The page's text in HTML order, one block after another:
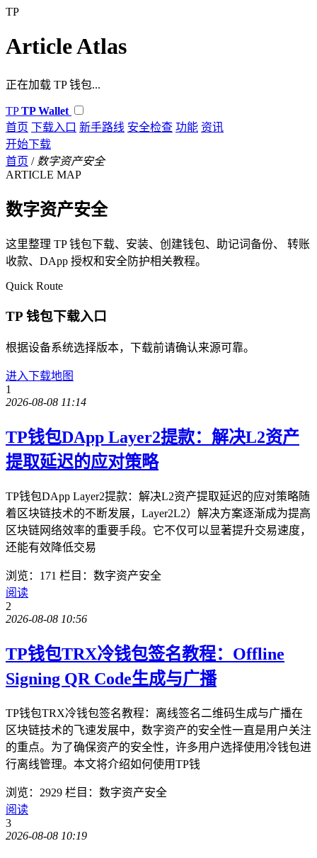
TP
Article Atlas
正在加载 TP 钱包...
TP TP Wallet
首页 下载入口 新手路线 安全检查 功能 资讯
开始下载
首页 / 数字资产安全
ARTICLE MAP
数字资产安全
这里整理 TP 钱包下载、安装、创建钱包、助记词备份、 转账
收款、DApp 授权和安全防护相关教程。
Quick Route
TP 钱包下载入口
根据设备系统选择版本，下载前请确认来源可靠。
进入下载地图
1
2026-08-08 11:14
TP钱包DApp Layer2提款：解决L2资产
提取延迟的应对策略
TP钱包DApp Layer2提款：解决L2资产提取延迟的应对策略随
着区块链技术的不断发展，Layer2L2）解决方案逐渐成为提高
区块链网络效率的重要手段。它不仅可以显著提升交易速度，
还能有效降低交易
浏览：171 栏目：数字资产安全
阅读
2
2026-08-08 10:56
TP钱包TRX冷钱包签名教程：Offline
Signing QR Code生成与广播
TP钱包TRX冷钱包签名教程：离线签名二维码生成与广播在
区块链技术的飞速发展中，数字资产的安全性一直是用户关注
的重点。为了确保资产的安全性，许多用户选择使用冷钱包进
行离线管理。本文将介绍如何使用TP钱
浏览：2929 栏目：数字资产安全
阅读
3
2026-08-08 10:19